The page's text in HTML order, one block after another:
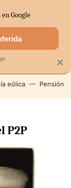
MERCADOS
eólica Pensión
P2P
×
Google